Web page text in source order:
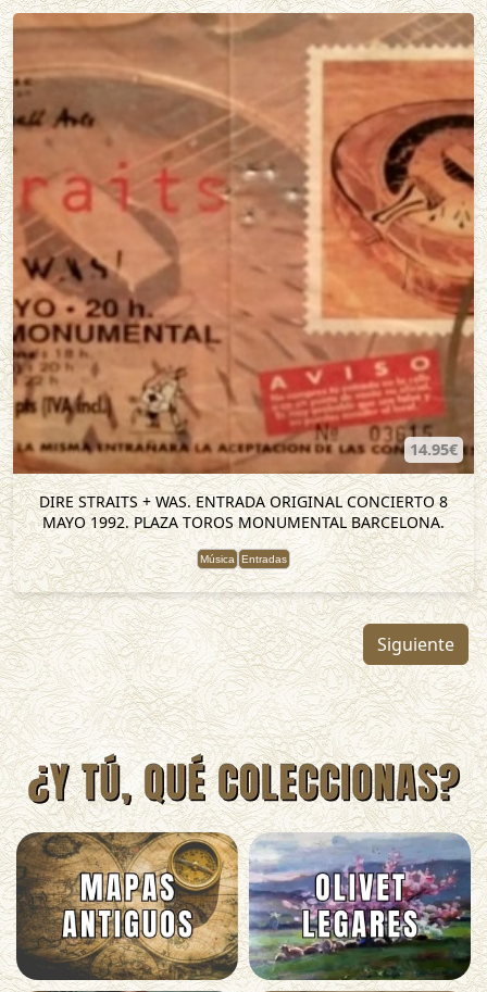
14.95€
DIRE STRAITS + WAS. ENTRADA ORIGINAL CONCIERTO 8
MAYO 1992. PLAZA TOROS MONUMENTAL BARCELONA.
Música Entradas
Siguiente